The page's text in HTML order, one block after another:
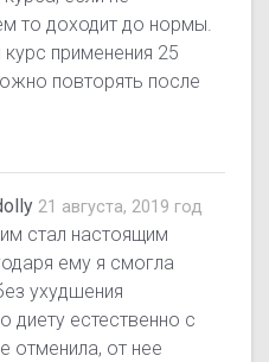
то доходит до нормы.
применения 25
повторять после
21 августа, 2019 год
стал настоящим
ему я смогла
ухудшения
диету естественно с
отменила, от нее